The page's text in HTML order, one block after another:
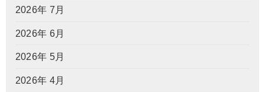
2026年 7月
2026年 6月
2026年 5月
2026年 4月